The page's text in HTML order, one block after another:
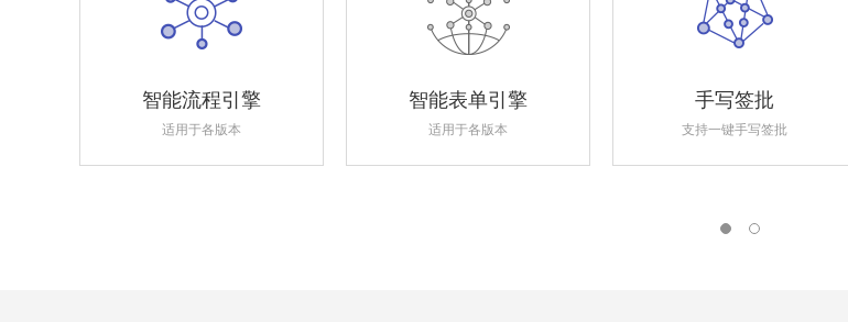
智能流程引擎
适用于各版本
智能表单引擎
适用于各版本
手写签批
支持一键手写签批